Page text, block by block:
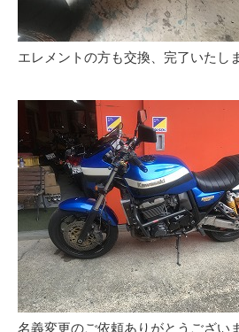
エレメントの方も交換、完了いたし
名義変更のご依頼ありがとうござい